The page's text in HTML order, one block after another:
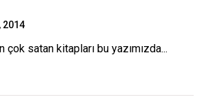
2014
çok satan kitapları bu yazımızda...